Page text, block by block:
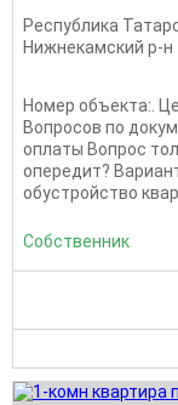
Республика
Нижнекамский р-н
Номер объекта:.
Вопросов по
оплаты Вопрос
опередит?
обустройство
Собственник